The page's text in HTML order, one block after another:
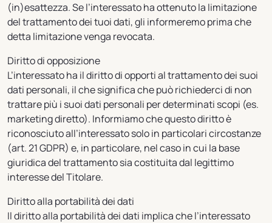
(in)esattezza. Se l’interessato ha ottenuto la limitazione
del trattamento dei tuoi dati, gli informeremo prima che
detta limitazione venga revocata.
Diritto di opposizione
L’interessato ha il diritto di opporti al trattamento dei suoi
dati personali, il che significa che può richiederci di non
trattare più i suoi dati personali per determinati scopi (es.
marketing diretto). Informiamo che questo diritto è
riconosciuto all’interessato solo in particolari circostanze
(art. 21 GDPR) e, in particolare, nel caso in cui la base
giuridica del trattamento sia costituita dal legittimo
interesse del Titolare.
Diritto alla portabilità dei dati
Il diritto alla portabilità dei dati implica che l’interessato